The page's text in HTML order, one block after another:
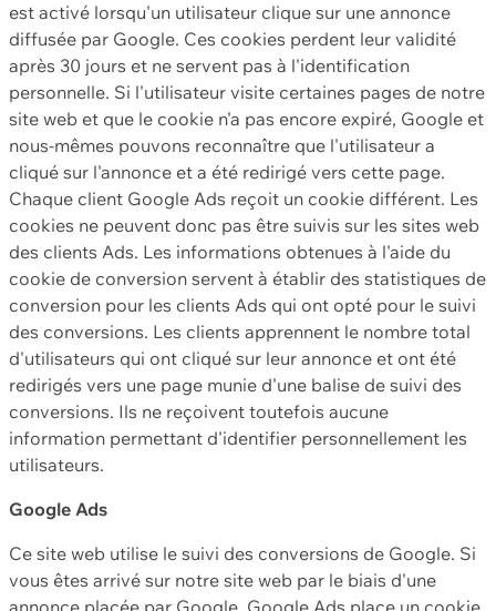
est activé lorsqu'un utilisateur clique sur une annonce
diffusée par Google. Ces cookies perdent leur validité
après 30 jours et ne servent pas à l'identification
personnelle. Si l'utilisateur visite certaines pages de notre
site web et que le cookie n'a pas encore expiré, Google et
nous-mêmes pouvons reconnaître que l'utilisateur a
cliqué sur l'annonce et a été redirigé vers cette page.
Chaque client Google Ads reçoit un cookie différent. Les
cookies ne peuvent donc pas être suivis sur les sites web
des clients Ads. Les informations obtenues à l'aide du
cookie de conversion servent à établir des statistiques de
conversion pour les clients Ads qui ont opté pour le suivi
des conversions. Les clients apprennent le nombre total
d'utilisateurs qui ont cliqué sur leur annonce et ont été
redirigés vers une page munie d'une balise de suivi des
conversions. Ils ne reçoivent toutefois aucune
information permettant d'identifier personnellement les
utilisateurs.
Google Ads
Ce site web utilise le suivi des conversions de Google. Si
vous êtes arrivé sur notre site web par le biais d'une